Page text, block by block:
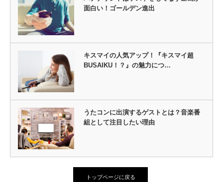
面白い！ゴールデン進出
キスマイの人気アップ！『キスマイ超
BUSAIKU！？』の魅力につ…
うたコンに出演するゲストとは？音楽番
組として注目したい理由
トップページに戻る